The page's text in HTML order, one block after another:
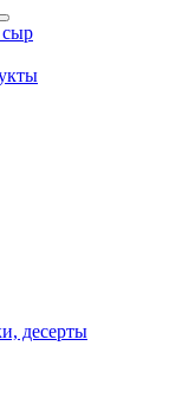
десерты